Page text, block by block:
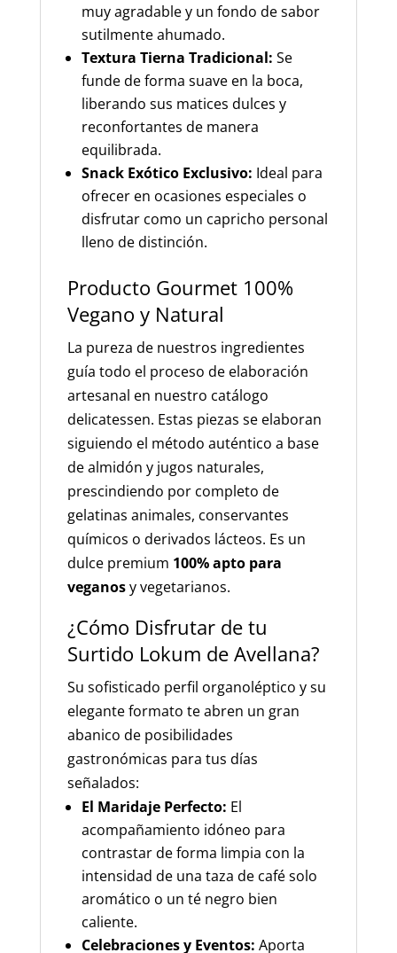
muy agradable y un fondo de sabor
sutilmente ahumado.
Textura Tierna Tradicional: Se
funde de forma suave en la boca,
liberando sus matices dulces y
reconfortantes de manera
equilibrada.
Snack Exótico Exclusivo: Ideal para
ofrecer en ocasiones especiales o
disfrutar como un capricho personal
lleno de distinción.
Producto Gourmet 100%
Vegano y Natural
La pureza de nuestros ingredientes
guía todo el proceso de elaboración
artesanal en nuestro catálogo
delicatessen. Estas piezas se elaboran
siguiendo el método auténtico a base
de almidón y jugos naturales,
prescindiendo por completo de
gelatinas animales, conservantes
químicos o derivados lácteos. Es un
dulce premium 100% apto para
veganosy vegetarianos.
¿Cómo Disfrutar de tu
Surtido Lokum de Avellana?
Su sofisticado perfil organoléptico y su
elegante formato te abren un gran
abanico de posibilidades
gastronómicas para tus días
señalados:
El Maridaje Perfecto: El
acompañamiento idóneo para
contrastar de forma limpia con la
intensidad de una taza de café solo
aromático o un té negro bien
caliente.
Celebraciones y Eventos: Aporta